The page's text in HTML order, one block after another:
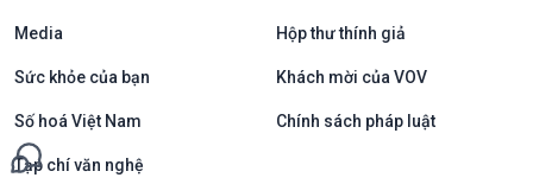
Media Hộp thư thính giả
Sức khỏe của bạn Khách mời của VOV
Số hoá Việt Nam Chính sách pháp luật
Tạp chí văn nghệ